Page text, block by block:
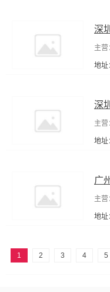
深
主营
地址
深
主
地址
广
主
地址
1 2 3 4 5